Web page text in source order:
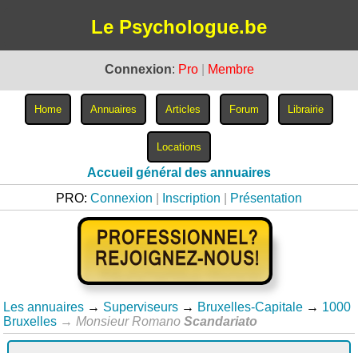
Le Psychologue.be
Connexion: Pro Membre
Accueil général des annuaires
PRO: Connexion Inscription Présentation
Les annuaires → Superviseurs → Bruxelles-Capitale → 1000
Bruxelles → Monsieur RomanoScandariato